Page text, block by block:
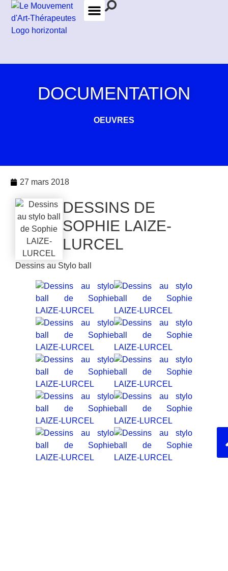
DOCUMENTATION
OEUVRES
27 mars 2018
DESSINS DE
SOPHIE LAIZE-
LURCEL
Dessins au Stylo ball